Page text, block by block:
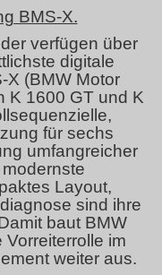
BMS-X.
verfügen über
digitale
X (BMW Motor
K 1600 GT und K
für sechs
umfangreicher
Layout,
sind ihre
baut BMW
im
weiter aus.